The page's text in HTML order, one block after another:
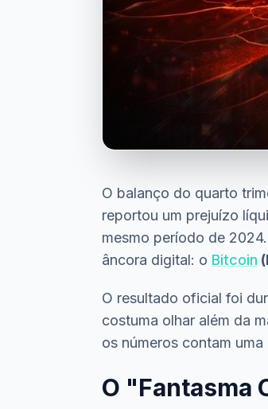
O balanço do quarto
reportou um prejuízo
mesmo período de
âncora digital: o Bitcoin
O resultado oficial foi
costuma olhar além da
os números contam
O "Fantasma